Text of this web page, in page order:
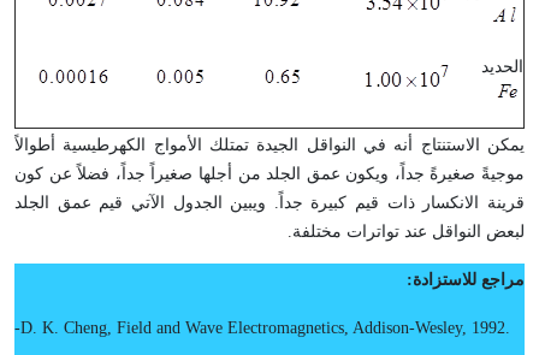
الحديد
يمكن الاستنتاج أنه في النواقل الجيدة تمتلك الأمواج الكهرطيسية أطوالاً
موجيةً صغيرةً جداً، ويكون عمق الجلد من أجلها صغيراً جداً، فضلاً عن كون
قرينة الانكسار ذات قيم كبيرة جداً. ويبين الجدول الآتي قيم عمق الجلد
لبعض النواقل عند تواترات مختلفة.
مراجع للاستزادة:
-D. K. Cheng, Field and Wave Electromagnetics, Addison-Wesley, 1992.